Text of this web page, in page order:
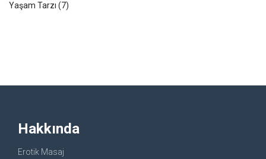
Yaşam Tarzı (7)
Hakkında
Erotik Masaj